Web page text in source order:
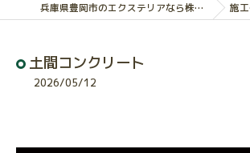
兵庫県豊岡市のエクステリアなら株式会社SHOBI 施工実績
土間コンクリート
2026/05/12